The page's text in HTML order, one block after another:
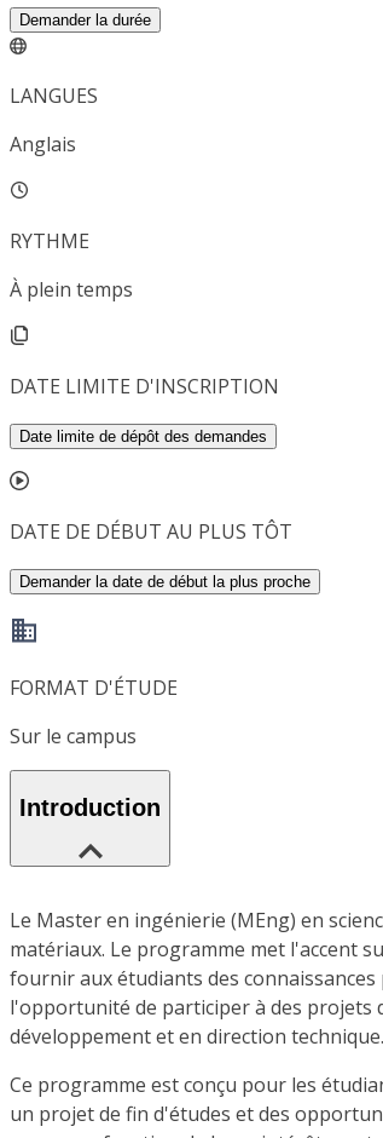
Demander la durée
LANGUES
Anglais
RYTHME
À plein temps
DATE LIMITE D'INSCRIPTION
Date limite de dépôt des demandes
DATE DE DÉBUT AU PLUS TÔT
Demander la date de début la plus proche
FORMAT D'ÉTUDE
Sur le campus
Introduction
Le Master en ingénierie (MEng) en
matériaux. Le programme met l'accent
fournir aux étudiants des
l'opportunité de participer à des projets
développement et en direction technique.
Ce programme est conçu pour les
un projet de fin d'études et des